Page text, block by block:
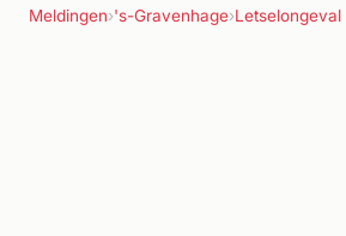
Meldingen›'s-Gravenhage›Letselongeval